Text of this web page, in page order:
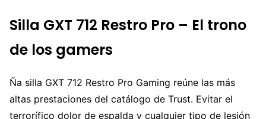
Silla GXT 712 Restro Pro – El trono
de los gamers
Ña silla GXT 712 Restro Pro Gaming reúne las más
altas prestaciones del catálogo de Trust. Evitar el
terrorífico dolor de espalda y cualquier tipo de lesión